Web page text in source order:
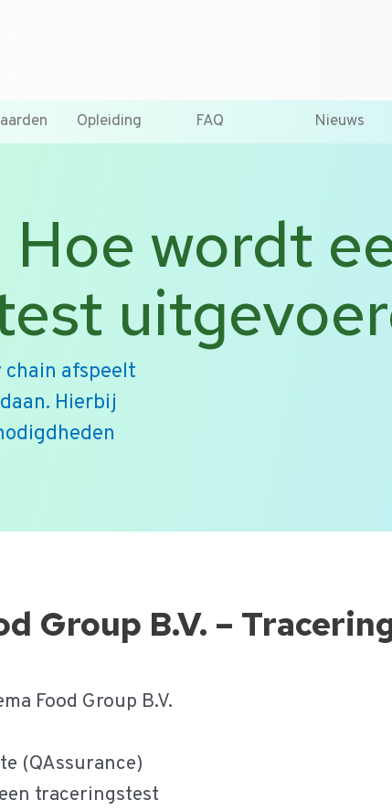
Opleiding FAQ Nieuws
wordt
chain afspeelt
Hierbij
Group B.V. –
Food Group B.V.